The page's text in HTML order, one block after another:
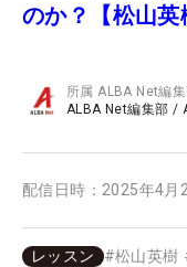
のか？【松山英
所属ALBA Net編
ALBA Net編集部 /
配信日時： 2025年4月
レッスン #松山英樹